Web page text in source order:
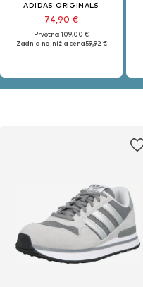
ADIDAS ORIGINALS
74,90 €
Prvotno: 109,00 €
Zadnja najnižja cena59,92 €